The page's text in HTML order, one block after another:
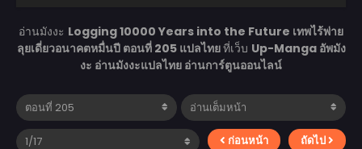
อ่านมังงะ Logging 10000 Years into the Future เทพไร้พ่าย
ลุยเดี่ยวอนาคตหมื่นปี ตอนที่ 205 แปลไทยที่เว็บ Up-Manga อัพมัง
งะ อ่านมังงะแปลไทย อ่านการ์ตูนออนไลน์
ก่อนหน้า ถัดไป